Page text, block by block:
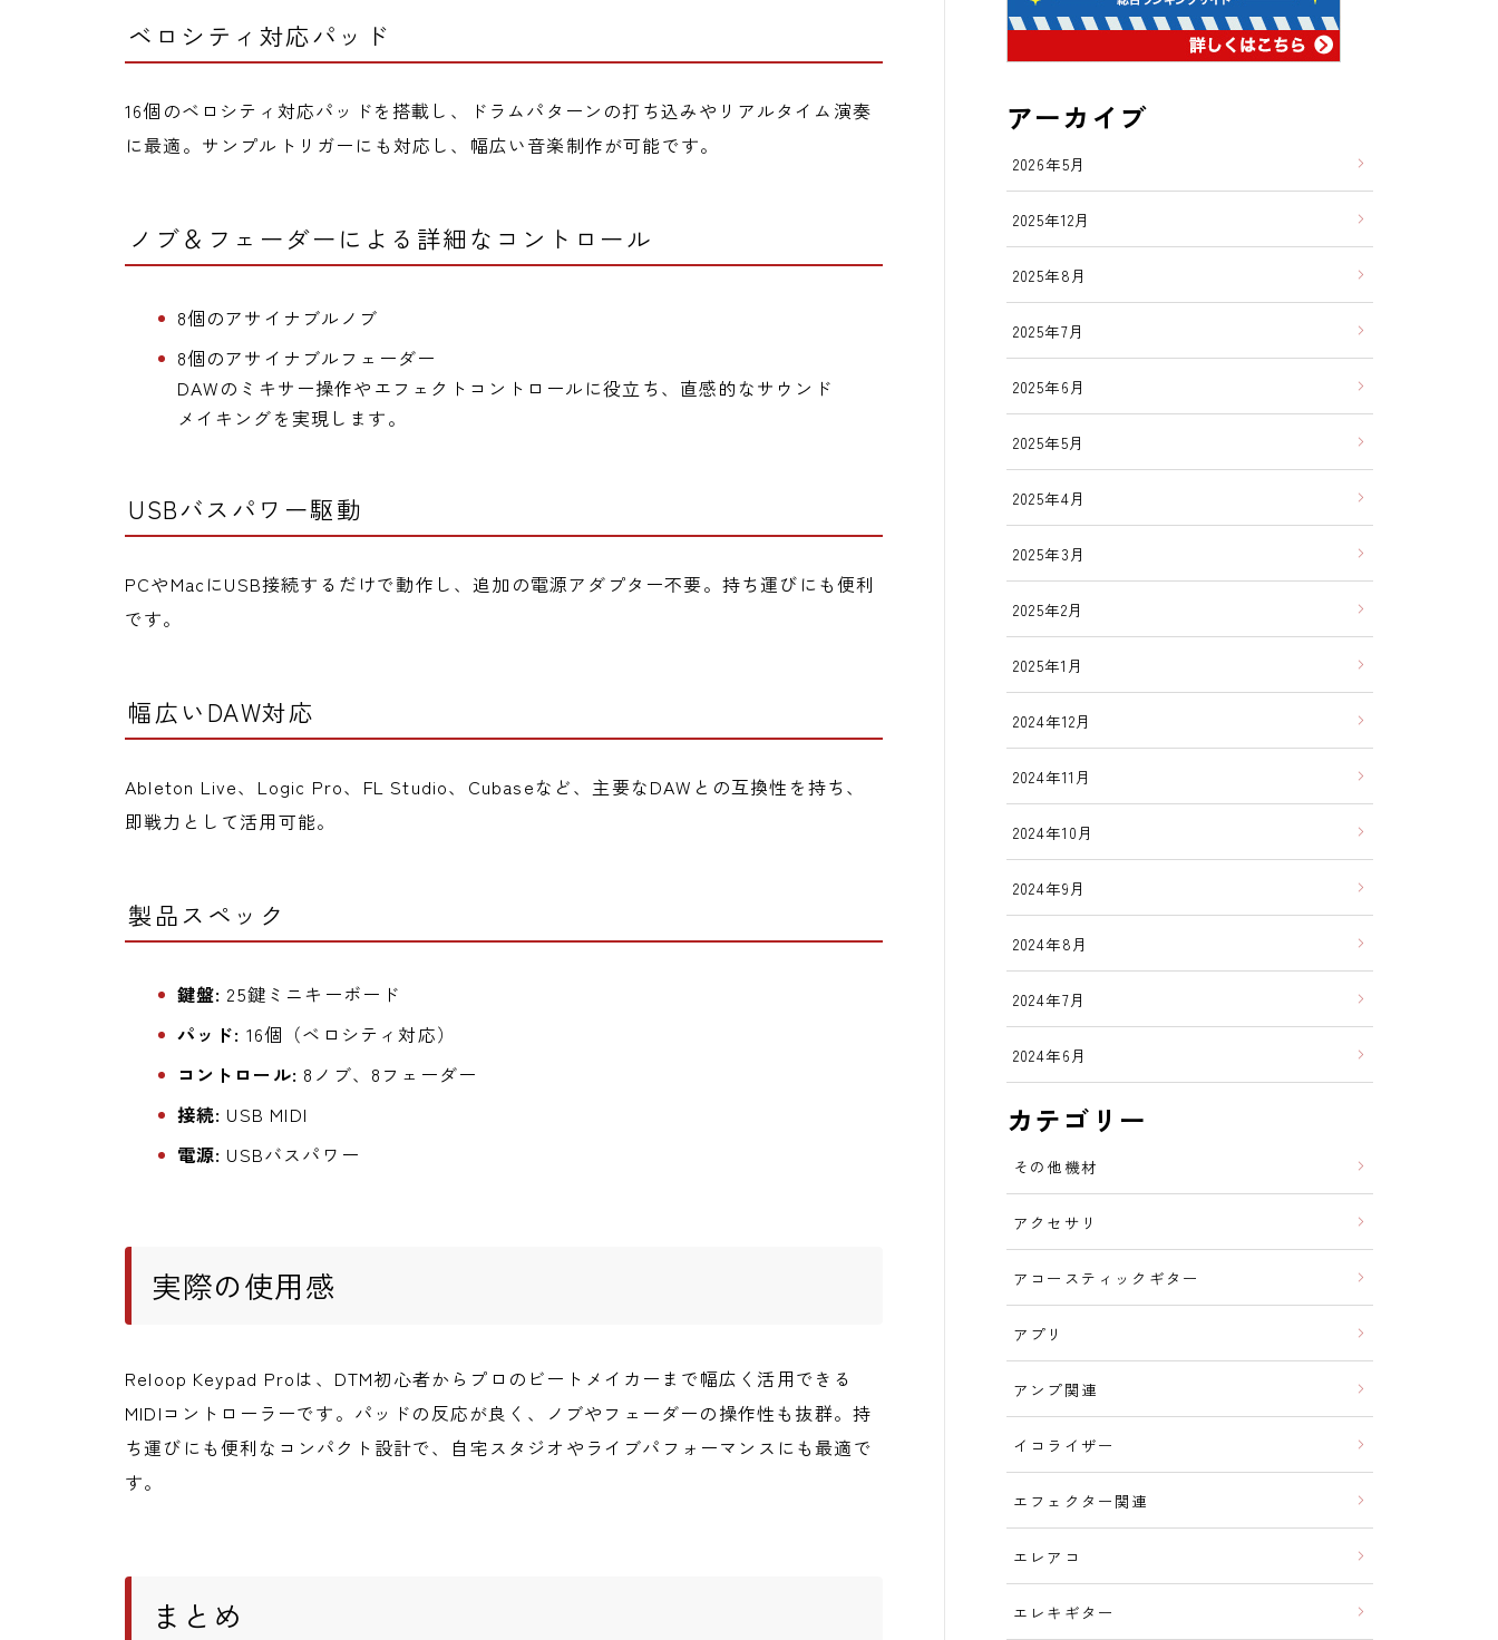
ベロシティ対応パッド
16個のベロシティ対応パッドを搭載し、ドラムパターンの打ち込みやリアルタイム演奏
に最適。サンプルトリガーにも対応し、幅広い音楽制作が可能です。
ノブ＆フェーダーによる詳細なコントロール
8個のアサイナブルノブ
8個のアサイナブルフェーダー
DAWのミキサー操作やエフェクトコントロールに役立ち、直感的なサウンド
メイキングを実現します。
USBバスパワー駆動
PCやMacにUSB接続するだけで動作し、追加の電源アダプター不要。持ち運びにも便利
です。
幅広いDAW対応
Ableton Live、Logic Pro、FL Studio、Cubaseなど、主要なDAWとの互換性を持ち、
即戦力として活用可能。
製品スペック
鍵盤: 25鍵ミニキーボード
パッド: 16個（ベロシティ対応）
コントロール: 8ノブ、8フェーダー
接続: USB MIDI
電源: USBバスパワー
実際の使用感
Reloop Keypad Proは、DTM初心者からプロのビートメイカーまで幅広く活用できる
MIDIコントローラーです。パッドの反応が良く、ノブやフェーダーの操作性も抜群。持
ち運びにも便利なコンパクト設計で、自宅スタジオやライブパフォーマンスにも最適で
す。
まとめ
アーカイブ
2026年5月
2025年12月
2025年8月
2025年7月
2025年6月
2025年5月
2025年4月
2025年3月
2025年2月
2025年1月
2024年12月
2024年11月
2024年10月
2024年9月
2024年8月
2024年7月
2024年6月
カテゴリー
その他機材
アクセサリ
アコースティックギター
アプリ
アンプ関連
イコライザー
エフェクター関連
エレアコ
エレキギター